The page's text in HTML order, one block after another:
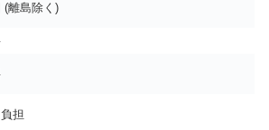
(離島除く)
担